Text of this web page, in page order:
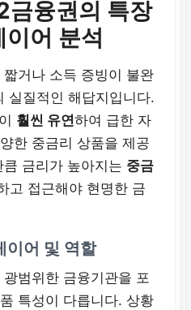
금융권의 특장
어 분석
거나 소득 증빙이 불완
실질적인 해답지입니다.
훨씬 유연하여 급한 자
한 중금리 상품을 제공
금리가 높아지는 중금
고 접근해야 현명한 금
이어 및 역할
범위한 금융기관을 포
특성이 다릅니다. 상황